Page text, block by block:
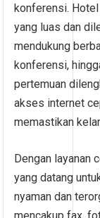
konferensi.
yang luas dan
mendukung
konferensi,
pertemuan
akses internet
memastikan
Dengan layanan
yang datang
nyaman dan